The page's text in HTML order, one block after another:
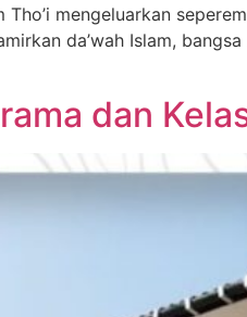
Tho’i mengeluarkan
dan